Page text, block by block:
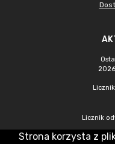
Licznik
Strona korzysta z